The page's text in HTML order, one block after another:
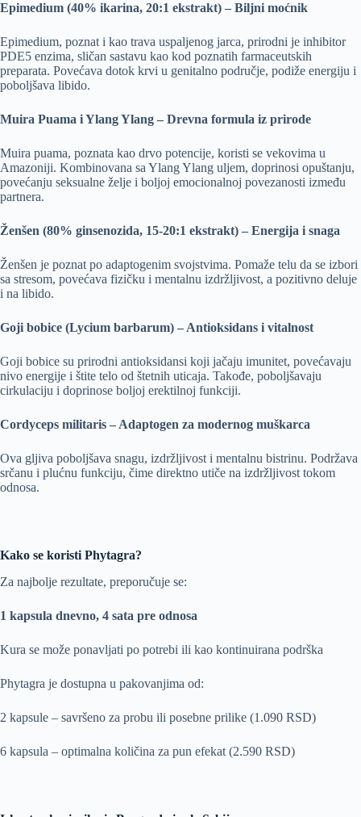
Epimedium (40% ikarina, 20:1 ekstrakt) – Biljni moćnik
Epimedium, poznat i kao trava uspaljenog jarca, prirodni je inhibitor
PDE5 enzima, sličan sastavu kao kod poznatih farmaceutskih
preparata. Povećava dotok krvi u genitalno područje, podiže energiju i
poboljšava libido.
Muira Puama i Ylang Ylang – Drevna formula iz prirode
Muira puama, poznata kao drvo potencije, koristi se vekovima u
Amazoniji. Kombinovana sa Ylang Ylang uljem, doprinosi opuštanju,
povećanju seksualne želje i boljoj emocionalnoj povezanosti između
partnera.
Ženšen (80% ginsenozida, 15-20:1 ekstrakt) – Energija i snaga
Ženšen je poznat po adaptogenim svojstvima. Pomaže telu da se izbori
sa stresom, povećava fizičku i mentalnu izdržljivost, a pozitivno deluje
i na libido.
Goji bobice (Lycium barbarum) – Antioksidans i vitalnost
Goji bobice su prirodni antioksidansi koji jačaju imunitet, povećavaju
nivo energije i štite telo od štetnih uticaja. Takođe, poboljšavaju
cirkulaciju i doprinose boljoj erektilnoj funkciji.
Cordyceps militaris – Adaptogen za modernog muškarca
Ova gljiva poboljšava snagu, izdržljivost i mentalnu bistrinu. Podržava
srčanu i plućnu funkciju, čime direktno utiče na izdržljivost tokom
odnosa.
Kako se koristi Phytagra?
Za najbolje rezultate, preporučuje se:
1 kapsula dnevno, 4 sata pre odnosa
Kura se može ponavljati po potrebi ili kao kontinuirana podrška
Phytagra je dostupna u pakovanjima od:
2 kapsule – savršeno za probu ili posebne prilike (1.090 RSD)
6 kapsula – optimalna količina za pun efekat (2.590 RSD)